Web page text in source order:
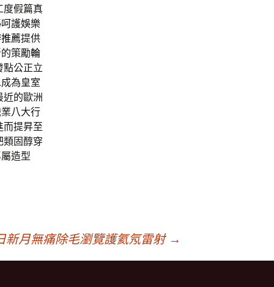
度假篇真
護娛樂
薦提供
策勵輪
點公正立
為皇室
近的歐洲
八大行
而提昇至
類固醇穿
造型
新月無痛除毛瀏覽護氦氖雷射 →